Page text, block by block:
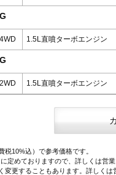
G
4WD 1.5L直噴ターボエンジン
G
2WD 1.5L直噴ターボエンジン
10%込）で参考価格です。
定めておりますので、詳しくは営業
変更することもあります。詳しくは